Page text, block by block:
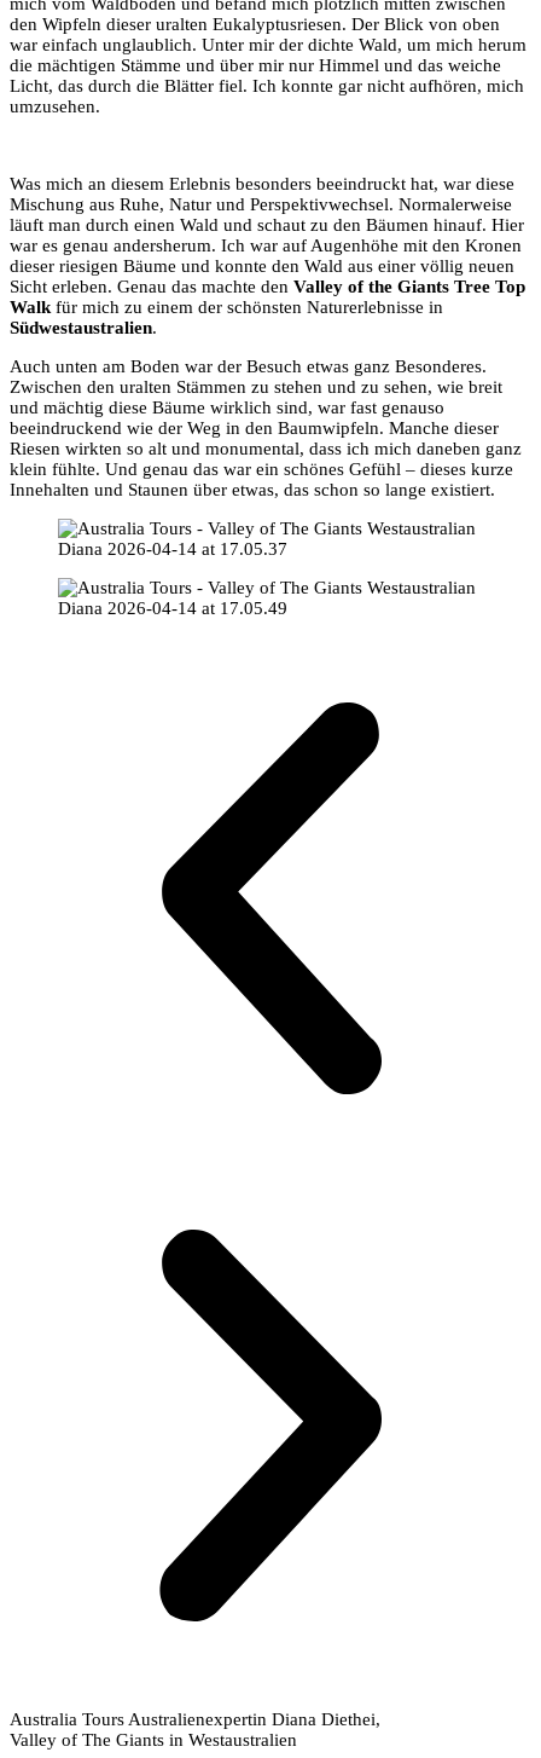
mich vom Waldboden und befand mich plötzlich mitten zwischen
den Wipfeln dieser uralten Eukalyptusriesen. Der Blick von oben
war einfach unglaublich. Unter mir der dichte Wald, um mich herum
die mächtigen Stämme und über mir nur Himmel und das weiche
Licht, das durch die Blätter fiel. Ich konnte gar nicht aufhören, mich
umzusehen.
Was mich an diesem Erlebnis besonders beeindruckt hat, war diese
Mischung aus Ruhe, Natur und Perspektivwechsel. Normalerweise
läuft man durch einen Wald und schaut zu den Bäumen hinauf. Hier
war es genau andersherum. Ich war auf Augenhöhe mit den Kronen
dieser riesigen Bäume und konnte den Wald aus einer völlig neuen
Sicht erleben. Genau das machte den Valley of the Giants Tree Top
Walkfür mich zu einem der schönsten Naturerlebnisse in
Südwestaustralien.
Auch unten am Boden war der Besuch etwas ganz Besonderes.
Zwischen den uralten Stämmen zu stehen und zu sehen, wie breit
und mächtig diese Bäume wirklich sind, war fast genauso
beeindruckend wie der Weg in den Baumwipfeln. Manche dieser
Riesen wirkten so alt und monumental, dass ich mich daneben ganz
klein fühlte. Und genau das war ein schönes Gefühl – dieses kurze
Innehalten und Staunen über etwas, das schon so lange existiert.
Australia Tours Australienexpertin Diana Diethei,
Valley of The Giants in Westaustralien